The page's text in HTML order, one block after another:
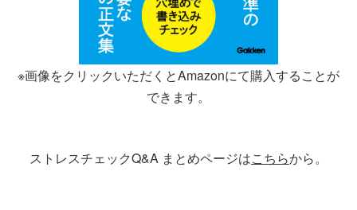
※画像をクリックいただくとAmazonにて購入することが
できます。
ストレスチェックQ&A まとめページはこちらから。